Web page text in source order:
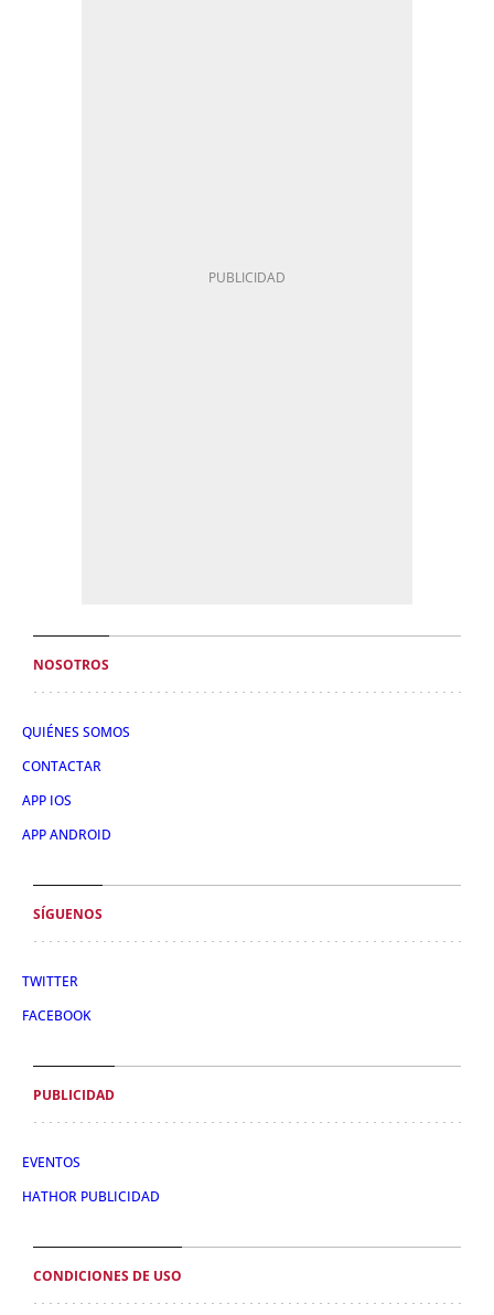
NOSOTROS
QUIÉNES SOMOS
CONTACTAR
APP IOS
APP ANDROID
SÍGUENOS
TWITTER
FACEBOOK
PUBLICIDAD
EVENTOS
HATHOR PUBLICIDAD
CONDICIONES DE USO